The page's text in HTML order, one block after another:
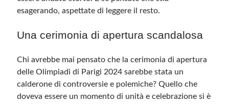
razzisti o che contengano dati personali non conformi al rispetto delle norme sulla
privacy. Alcune immagini inserite in questo blog sono tratte da Internet e, pertanto,
immediatamente rimosse. L’autore del blog non è responsabile dei siti collegati
tramite link né del loro contenuto, che può essere soggetto a variazioni nel tempo.
Accedi
esagerando, aspettate di leggere il resto.
Una cerimonia di apertura scandalosa
Chi avrebbe mai pensato che la cerimonia di apertura
delle Olimpiadi di Parigi 2024 sarebbe stata un
calderone di controversie e polemiche? Quello che
doveva essere un momento di unità e celebrazione si è